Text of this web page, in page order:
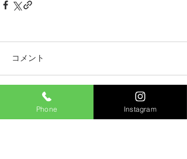
コメント
コメントを追加…
Phone Instagram